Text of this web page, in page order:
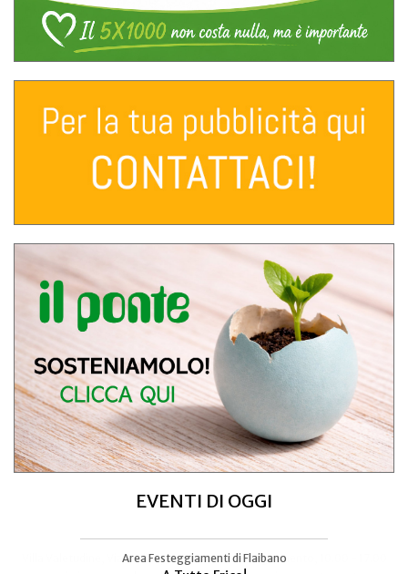
EVENTI DI OGGI
Area Festeggiamenti di Flaibano
Talmassons